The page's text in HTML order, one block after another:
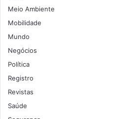
Meio Ambiente
Mobilidade
Mundo
Negócios
Política
Registro
Revistas
Saúde